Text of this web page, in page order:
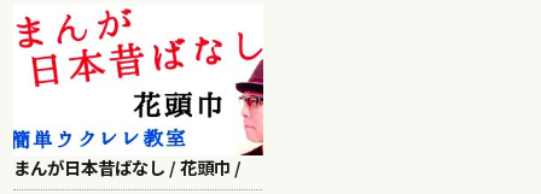
まんが日本昔ばなし / 花頭巾 /